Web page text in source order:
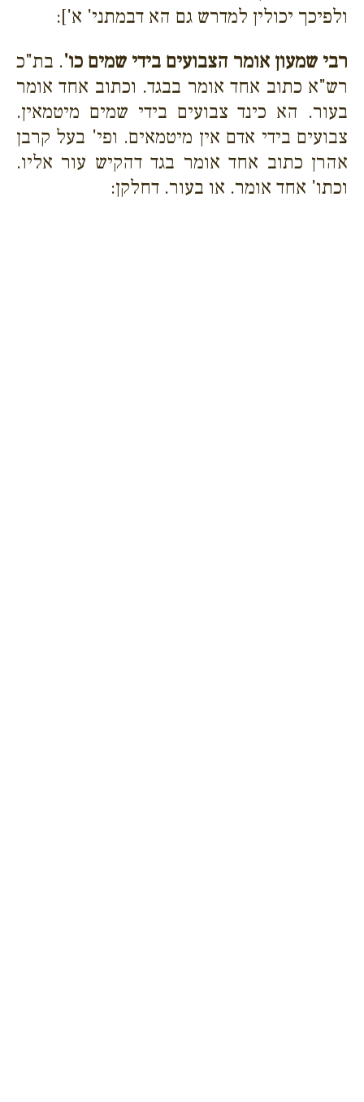
ולפיכך יכולין למדרש גם הא דבמתני' א']:
רבי שמעון אומר הצבועים בידי שמים כו'. בת"כ
רש"א כתוב אחד אומר בבגד. וכתוב אחד אומר
בעור. הא כינד צבועים בידי שמים מיטמאין.
צבועים בידי אדם אין מיטמאים. ופי' בעל קרבן
אהרן כתוב אחד אומר בגד דהקיש עור אליו.
וכתו' אחד אומר. או בעור. דחלקן: